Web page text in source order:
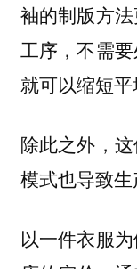
袖的制版方
工序，不需
就可以缩短平
除此之外，
模式也导致生
以一件衣服